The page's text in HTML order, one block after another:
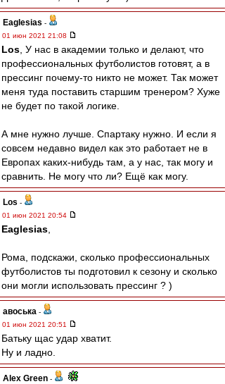
Eaglesias -
01 июн 2021 21:08
Los , У нас в академии только и делают, что
профессиональных футболистов готовят, а в
прессинг почему-то никто не может. Так может
меня туда поставить старшим тренером? Хуже
не будет по такой логике.
А мне нужно лучше. Спартаку нужно. И если я
совсем недавно видел как это работает не в
Европах каких-нибудь там, а у нас, так могу и
сравнить. Не могу что ли? Ещё как могу.
Los -
01 июн 2021 20:54
Eaglesias
Рома, подскажи, сколько профессиональных
футболистов ты подготовил к сезону и сколько
они могли использовать прессинг ? )
авоська -
01 июн 2021 20:51
Батьку щас удар хватит.
Ну и ладно.
Alex Green -